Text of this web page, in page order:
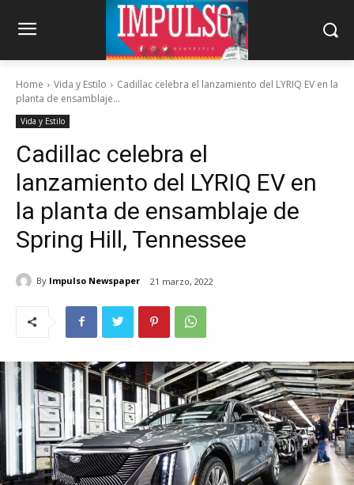
Home Vida y Estilo
Cadillac celebra el lanzamiento del LYRIQ EV en la
planta de ensamblaje...
Vida y Estilo
Cadillac celebra el
lanzamiento del LYRIQ EV en
la planta de ensamblaje de
Spring Hill, Tennessee
By Impulso Newspaper 21 marzo, 2022